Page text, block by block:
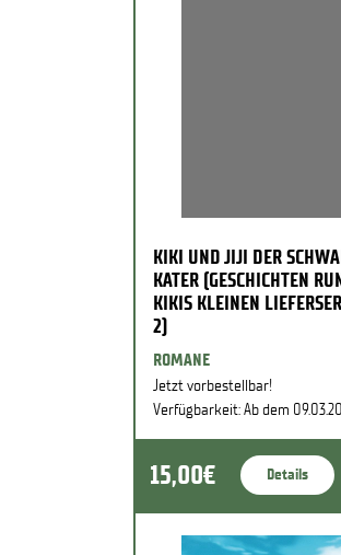
KIKI UND JIJI DER
KATER (GESCHICHTEN
KIKIS KLEINEN
2)
ROMANE
Jetzt vorbestellbar!
Verfügbarkeit: Ab dem
15,00€ Details